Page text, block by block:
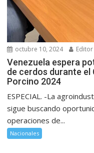
octubre 10, 2024 Editor
Venezuela espera
de cerdos durante el
Porcino 2024
ESPECIAL. -La
sigue buscando
operaciones de...
Nacionales